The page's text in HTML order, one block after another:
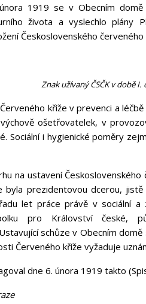
1919 se v Obecním domě
života a vyslechlo plány
Československého červeného
Znak užívaný ČSČK v době I.
kříže v prevenci a
ošetřovatelek, v
Sociální i hygienické poměry
na ustavení
byla prezidentovou dcerou,
let práce právě v sociální a
pro Království české,
schůze v Obecním
Červeného kříže vyžaduje
dne 6. února 1919 takto